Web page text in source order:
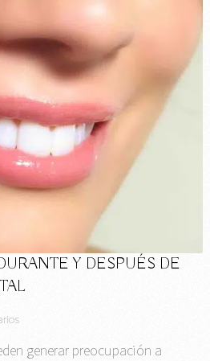
Y DESPUÉS DE
generar preocupación a